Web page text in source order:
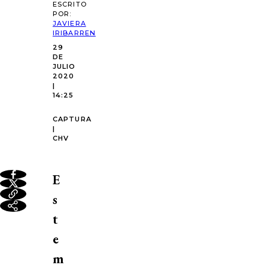
ESCRITO
POR:
JAVIERA
IRIBARREN
29
DE
JULIO
2020
|
14:25
CAPTURA
|
CHV
E
s
t
e
m